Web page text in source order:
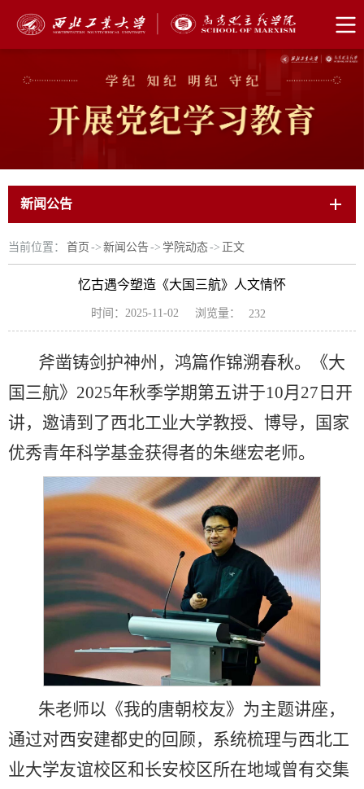
新闻公告
当前位置： 首页 -> 新闻公告-> 学院动态-> 正文
忆古遇今塑造《大国三航》人文情怀
时间：2025-11-02 浏览量： 232
斧凿铸剑护神州，鸿篇作锦溯春秋。《大
国三航》2025年秋季学期第五讲于10月27日开
讲，邀请到了西北工业大学教授、博导，国家
优秀青年科学基金获得者的朱继宏老师。
朱老师以《我的唐朝校友》为主题讲座，
通过对西安建都史的回顾，系统梳理与西北工
业大学友谊校区和长安校区所在地域曾有交集